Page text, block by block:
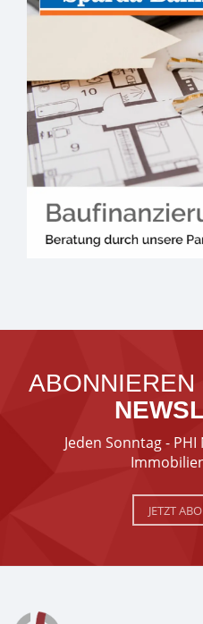
Jeden Sonntag -
JETZT